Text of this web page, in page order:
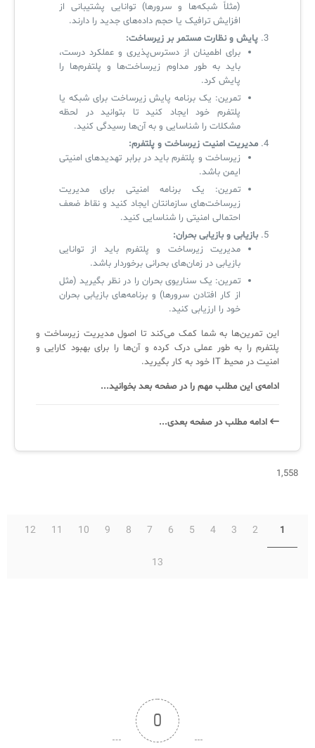
(مثلاً شبکه‌ها و سرورها) توانایی پشتیبانی از
افزایش ترافیک یا حجم داده‌های جدید را دارند.
پایش و نظارت مستمر بر زیرساخت:
برای اطمینان از دسترس‌پذیری و عملکرد درست،
باید به طور مداوم زیرساخت‌ها و پلتفرم‌ها را
پایش کرد.
تمرین: یک برنامه پایش زیرساخت برای شبکه یا
پلتفرم خود ایجاد کنید تا بتوانید در لحظه
مشکلات را شناسایی و به آن‌ها رسیدگی کنید.
مدیریت امنیت زیرساخت و پلتفرم:
زیرساخت و پلتفرم باید در برابر تهدیدهای امنیتی
ایمن باشد.
تمرین: یک برنامه امنیتی برای مدیریت
زیرساخت‌های سازمانتان ایجاد کنید و نقاط ضعف
احتمالی امنیتی را شناسایی کنید.
بازیابی و بازیابی بحران:
مدیریت زیرساخت و پلتفرم باید از توانایی
بازیابی در زمان‌های بحرانی برخوردار باشد.
تمرین: یک سناریوی بحران را در نظر بگیرید (مثل
از کار افتادن سرورها) و برنامه‌های بازیابی بحران
خود را ارزیابی کنید.
این تمرین‌ها به شما کمک می‌کند تا اصول مدیریت زیرساخت و
پلتفرم را به طور عملی درک کرده و آن‌ها را برای بهبود کارایی و
امنیت در محیط IT خود به کار بگیرید.
ادامه‌ی این مطلب مهم را در صفحه بعد بخوانید...
ادامه‌ مطلب در صفحه‌ بعدی...
1,558
1
2
3
4
5
6
7
8
9
10
11
12
13
0